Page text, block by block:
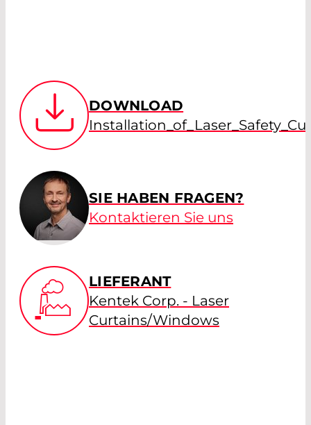
DOWNLOAD
SIE HABEN FRAGEN?
Kontaktieren Sie uns
LIEFERANT
Kentek Corp. - Laser
Curtains/Windows